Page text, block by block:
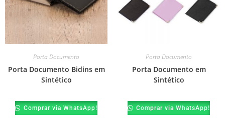
Porta Documento
Porta Documento Bidins em
Sintético
Comprar via WhatsApp!
Porta Documento
Porta Documento em
Sintético
Comprar via WhatsApp!